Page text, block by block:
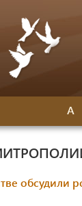
А
обсудили